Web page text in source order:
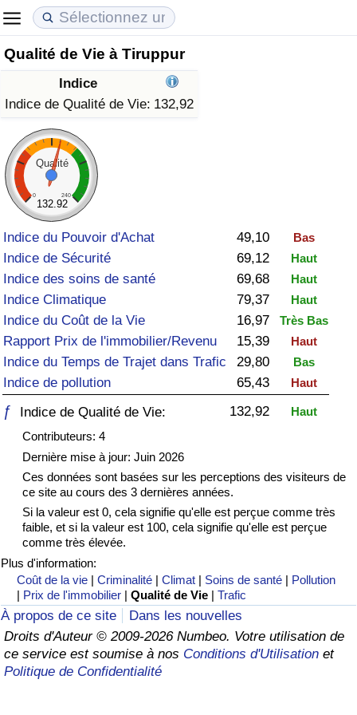
Qualité de Vie à Tiruppur
Indice
Indice de Qualité de Vie: 132,92
Qualité
0 240
132.92
Indice du Pouvoir d'Achat 49,10 Bas
Indice de Sécurité 69,12 Haut
Indice des soins de santé 69,68 Haut
Indice Climatique 79,37 Haut
Indice du Coût de la Vie 16,97 Très Bas
Rapport Prix de l'immobilier/Revenu 15,39 Haut
Indice du Temps de Trajet dans Trafic 29,80 Bas
Indice de pollution 65,43 Haut
ƒ Indice de Qualité de Vie: 132,92
Haut
Contributeurs: 4
Dernière mise à jour: Juin 2026
Ces données sont basées sur les perceptions des visiteurs de
ce site au cours des 3 dernières années.
Si la valeur est 0, cela signifie qu'elle est perçue comme très
faible, et si la valeur est 100, cela signifie qu'elle est perçue
comme très élevée.
Plus d'information:
Coût de la vie |Criminalité |Climat | Soins de santé | Pollution
| Prix de l'immobilier |Qualité de Vie |Trafic
À propos de ce site
Dans les nouvelles
Droits d'Auteur © 2009-2026 Numbeo. Votre utilisation de
ce service est soumise à nos Conditions d'Utilisation et
Politique de Confidentialité
Coût de la vie
Indice du Coût de la Vie (Actuel)
Indice du Coût de la Vie
Indice du coût de la vie par pays
à Akaba
Prix de l'immobilier
Indice des Prix de l'immobilier (Actuel)
Indice des Prix de l'immobilier
Indice des Prix de l'immobilier par Pays
Qualité de Vie
Indice de Qualité de Vie
Indice de Qualité de Vie (Actuel)
Indice de qualité de vie par pays
Criminalité
Indice de Criminalité (Actuel)
Indice de Criminalité
Indice de criminalité par pays
Soins de santé
Indice des soins de santé
Indice des soins de santé par Pays
Pollution
Indice de Pollution (Actuel)
Indice de pollution
Indice de Pollution par Pays